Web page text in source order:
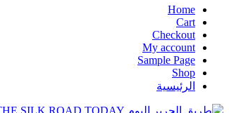
Home
Cart
Checkout
My account
Sample Page
Shop
الرئيسية